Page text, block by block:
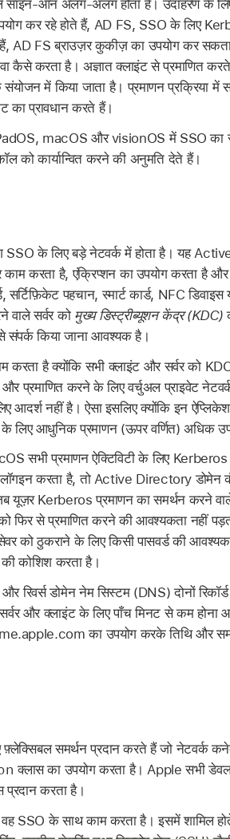
साइन-ऑन अलग-अलग होता है। उदाहरण के
कर रहे होते हैं, AD FS, SSO के लिए
AD FS ब्राउज़र कुकीज़ का उपयोग कर
कैसे करता है। अज्ञात क्लाइंट से प्रमाणित
में किया जाता है। प्रमाणन प्रक्रिया में
का प्रावधान करते हैं।
macOS और visionOS में SSO का
को कार्यान्वित करने की अनुमति देते हैं।
के लिए बड़े नेटवर्क में होता है। यह
काम करता है, एंक्रिप्शन का उपयोग करता है
पहचान, स्मार्ट कार्ड, NFC डिवाइस
वाले सर्वर को मुख्य डिस्ट्रीब्यूशन केंद्र (KDC)
संपर्क किया जाना आवश्यक है।
है क्योंकि सभी क्लाइंट और सर्वर को
प्रमाणित करने के लिए वर्चुअल प्राइवेट
नहीं है। ऐसा इसलिए क्योंकि इन
के लिए आधुनिक प्रमाणन (ऊपर वर्णित) अधिक
सभी प्रमाणन ऐक्टिविटी के लिए Kerberos
करता है, तो Active Directory डोमेन
Kerberos प्रमाणन का समर्थन करने वाले
फिर से प्रमाणित करने की आवश्यकता नहीं
को ठुकराने के लिए किसी पासवर्ड की
कोशिश करता है।
डोमेन नेम सिस्टम (DNS) दोनों
और क्लाइंट के लिए पाँच मिनट से कम
का उपयोग करके तिथि और
समर्थन प्रदान करते हैं जो नेटवर्क
क्लास का उपयोग करता है। Apple सभी
करता है।
SSO के साथ काम करता है। इसमें शामिल